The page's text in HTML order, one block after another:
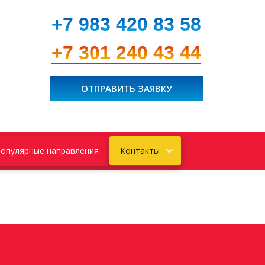
+7 983 420 83 58
+7 301 240 43 44
ОТПРАВИТЬ ЗАЯВКУ
направления Контакты